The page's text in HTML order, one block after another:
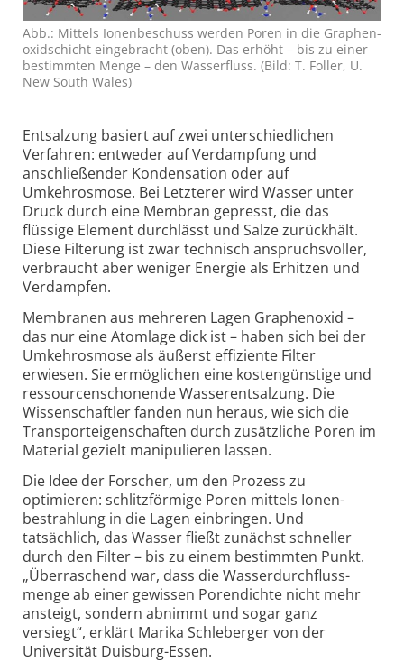
Abb.: Mittels Ionen­beschuss werden Poren in die Graphen­
oxid­schicht ein­ge­bracht (oben). Das erhöht – bis zu einer
be­stimm­ten Menge – den Wasser­fluss. (Bild: T. Foller, U.
New South Wales)
Entsalzung basiert auf zwei unter­schied­lichen
Verfahren: entweder auf Verdampfung und
anschließender Konden­sation oder auf
Umkehrosmose. Bei Letzterer wird Wasser unter
Druck durch eine Membran gepresst, die das
flüssige Element durchlässt und Salze zurückhält.
Diese Filterung ist zwar technisch anspruchs­voller,
verbraucht aber weniger Energie als Erhitzen und
Verdampfen.
Membranen aus mehreren Lagen Graphenoxid –
das nur eine Atomlage dick ist – haben sich bei der
Umkehr­osmose als äußerst effiziente Filter
erwiesen. Sie ermöglichen eine kosten­günstige und
ressourcen­schonende Wasser­ent­salzung. Die
Wissen­schaftler fanden nun heraus, wie sich die
Transport­eigen­schaften durch zusätz­liche Poren im
Material gezielt mani­pulieren lassen.
Die Idee der Forscher, um den Prozess zu
optimieren: schlitz­förmige Poren mittels Ionen­
bestrahlung in die Lagen einbringen. Und
tatsächlich, das Wasser fließt zunächst schneller
durch den Filter – bis zu einem bestimmten Punkt.
„Über­raschend war, dass die Wasser­durch­fluss­
menge ab einer gewissen Poren­dichte nicht mehr
ansteigt, sondern abnimmt und sogar ganz
versiegt“, erklärt Marika Schleberger von der
Universität Duisburg-Essen.